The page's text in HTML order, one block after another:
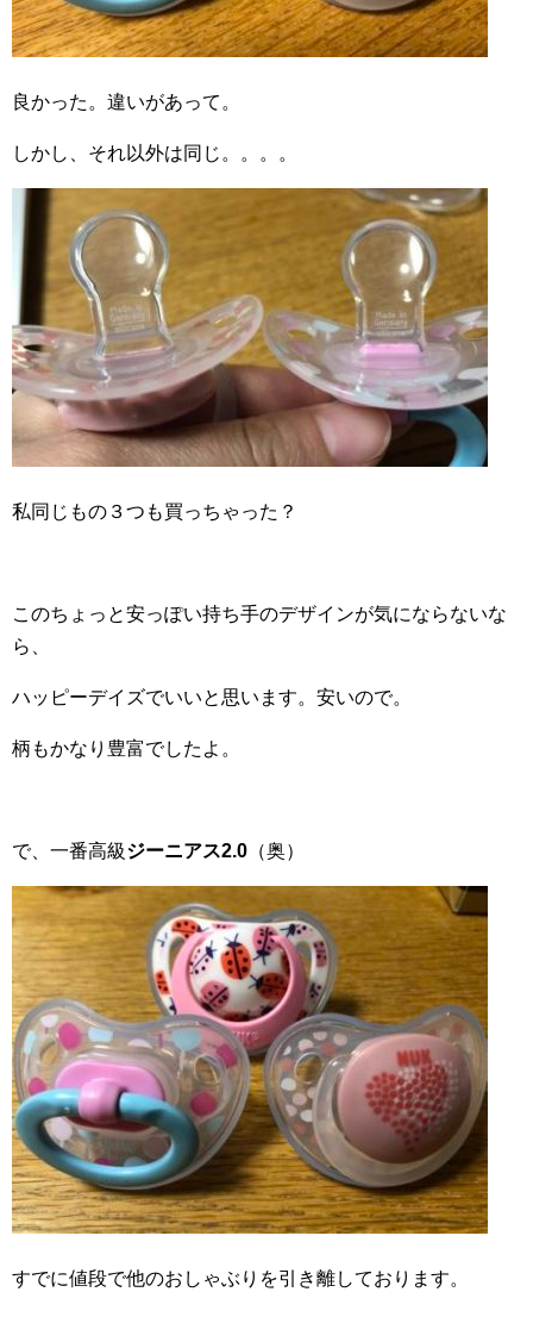
良かった。違いがあって。
しかし、それ以外は同じ。。。。
私同じもの３つも買っちゃった？
このちょっと安っぽい持ち手のデザインが気にならないな
ら、
ハッピーデイズでいいと思います。安いので。
柄もかなり豊富でしたよ。
で、一番高級ジーニアス2.0 （奥）
すでに値段で他のおしゃぶりを引き離しております。